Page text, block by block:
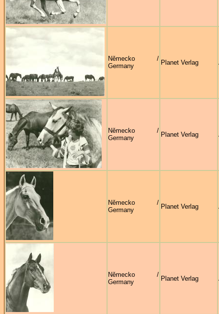
Německo /
Germany
Planet Verlag
Německo /
Germany
Planet Verlag
Německo /
Germany
Planet Verlag
Německo /
Germany
Planet Verlag